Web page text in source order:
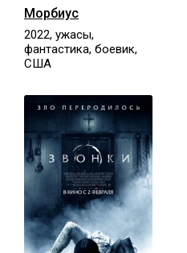
Морбиус
2022, ужасы,
фантастика, боевик,
США